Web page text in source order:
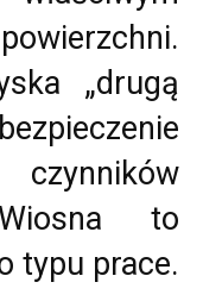
„drugą
to
typu prace.